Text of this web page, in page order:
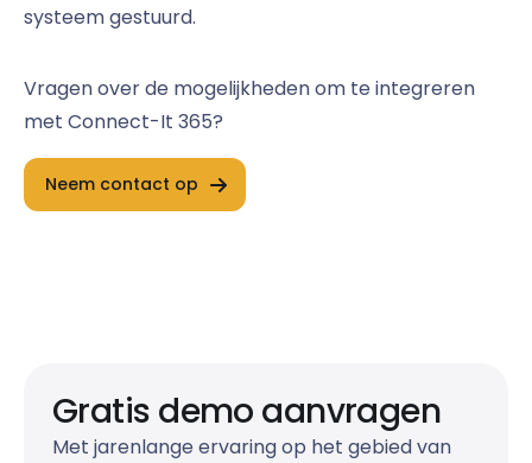
systeem gestuurd.
Vragen over de mogelijkheden om te integreren
met Connect-It 365?
Neem contact op
Gratis demo aanvragen
Met jarenlange ervaring op het gebied van